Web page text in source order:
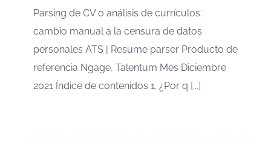
Parsing de CV o análisis de currículos:
cambio manual a la censura de datos
personales ATS | Resume parser Producto de
referencia Ngage, Talentum Mes Diciembre
2021 Índice de contenidos 1. ¿Por q [...]